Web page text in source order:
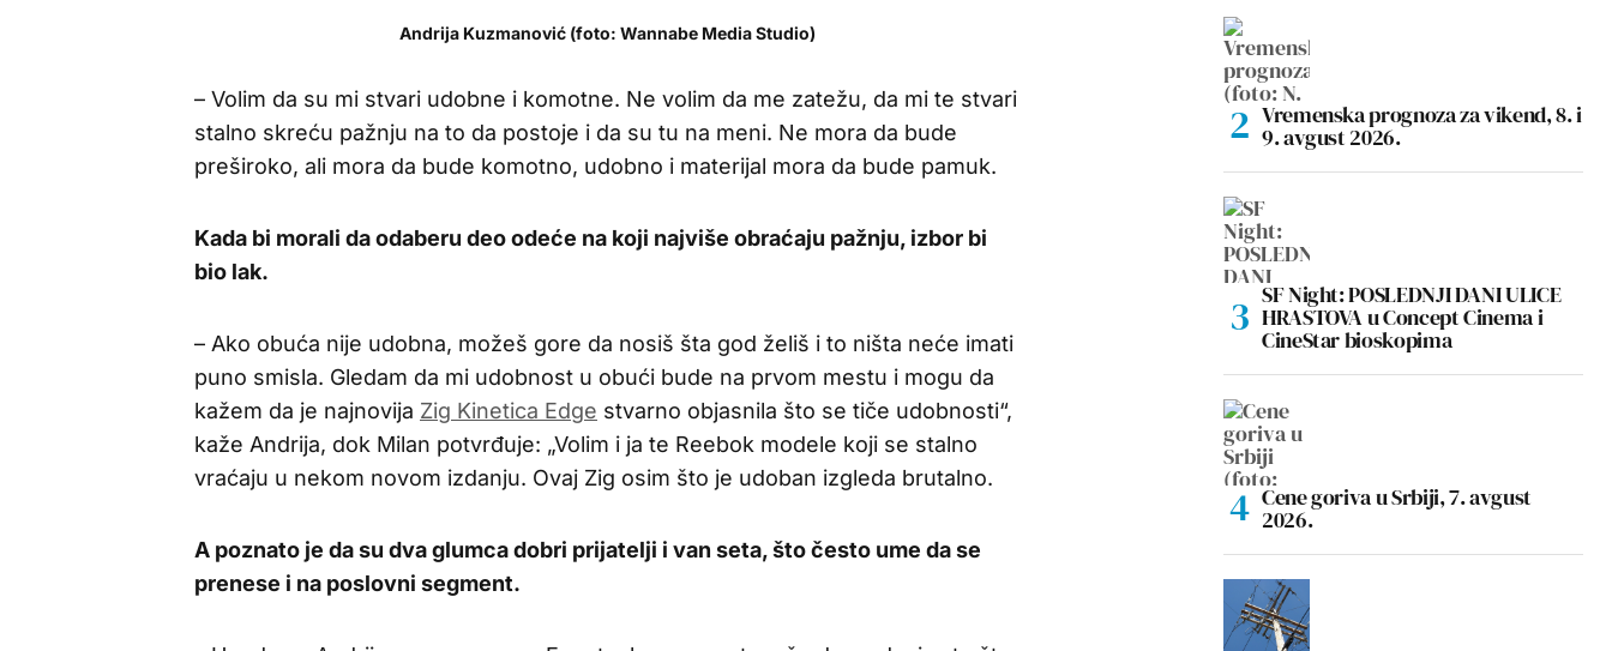
Andrija Kuzmanović (foto: Wannabe Media Studio)
– Volim da su mi stvari udobne i komotne. Ne volim da me zatežu, da mi te stvari
stalno skreću pažnju na to da postoje i da su tu na meni. Ne mora da bude
preširoko, ali mora da bude komotno, udobno i materijal mora da bude pamuk.
Kada bi morali da odaberu deo odeće na koji najviše obraćaju pažnju, izbor bi
bio lak.
– Ako obuća nije udobna, možeš gore da nosiš šta god želiš i to ništa neće imati
puno smisla. Gledam da mi udobnost u obući bude na prvom mestu i mogu da
kažem da je najnovija Zig Kinetica Edge stvarno objasnila što se tiče udobnosti“,
kaže Andrija, dok Milan potvrđuje: „Volim i ja te Reebok modele koji se stalno
vraćaju u nekom novom izdanju. Ovaj Zig osim što je udoban izgleda brutalno.
A poznato je da su dva glumca dobri prijatelji i van seta, što često ume da se
prenese i na poslovni segment.
Vremenska prognoza za vikend, 8. i
9. avgust 2026.
SF Night: POSLEDNJI DANI ULICE
HRASTOVA u Concept Cinema i
CineStar bioskopima
Cene goriva u Srbiji, 7. avgust
2026.